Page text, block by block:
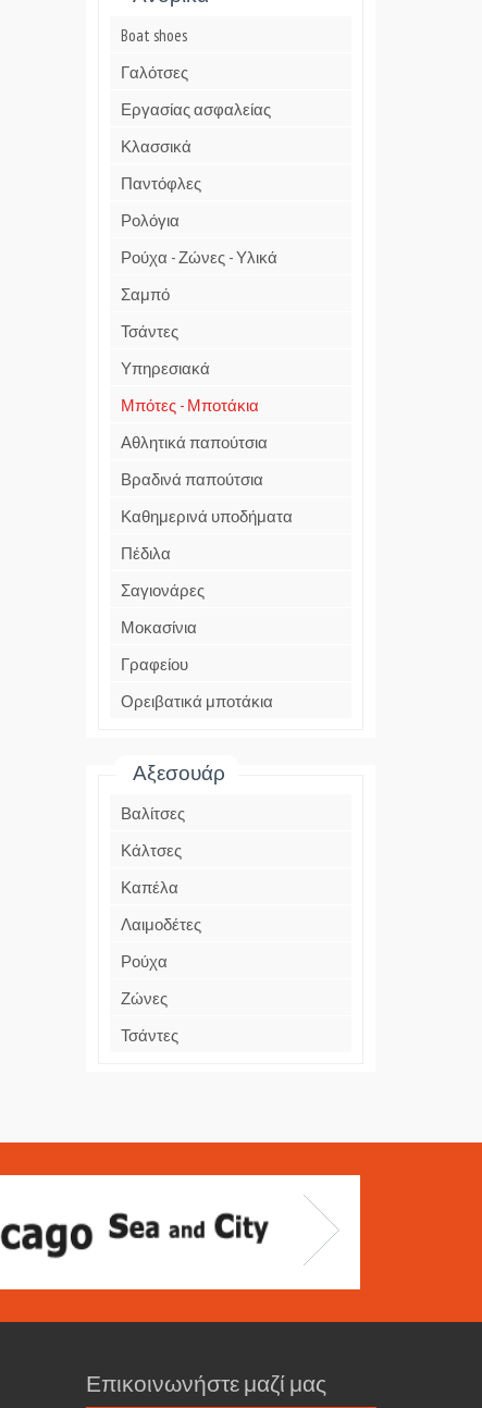
Boat shoes
Γαλότσες
Εργασίας ασφαλείας
Κλασσικά
Παντόφλες
Ρολόγια
Ρούχα - Ζώνες - Υλικά
Σαμπό
Τσάντες
Υπηρεσιακά
Μπότες - Μποτάκια
Αθλητικά παπούτσια
Βραδινά παπούτσια
Καθημερινά υποδήματα
Πέδιλα
Σαγιονάρες
Μοκασίνια
Γραφείου
Ορειβατικά μποτάκια
Αξεσουάρ
Βαλίτσες
Κάλτσες
Καπέλα
Λαιμοδέτες
Ρούχα
Ζώνες
Τσάντες
Επικοινωνήστε μαζί μας